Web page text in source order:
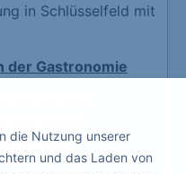
in Schlüsselfeld mit
der Gastronomie
Kunden
Ihrer
die Nutzung unserer
und das Laden von